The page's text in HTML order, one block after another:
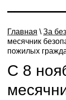
Главная \ За
месячник
пожилых
С 8